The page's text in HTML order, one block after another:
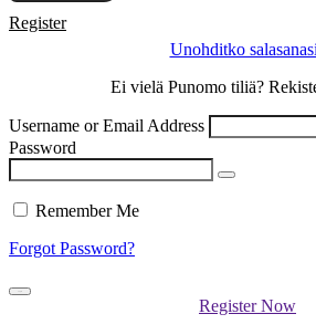
Register
Unohditko
Ei vielä Punomo tiliä?
Username or Email Address
Password
Remember Me
Forgot Password?
Register Now